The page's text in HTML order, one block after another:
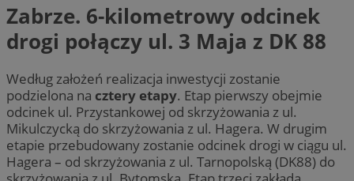
Zabrze. 6-kilometrowy odcinek
drogi połączy ul. 3 Maja z DK 88
Według założeń realizacja inwestycji zostanie
podzielona na cztery etapy. Etap pierwszy obejmie
odcinek ul. Przystankowej od skrzyżowania z ul.
Mikulczycką do skrzyżowania z ul. Hagera. W drugim
etapie przebudowany zostanie odcinek drogi w ciągu ul.
Hagera – od skrzyżowania z ul. Tarnopolską (DK88) do